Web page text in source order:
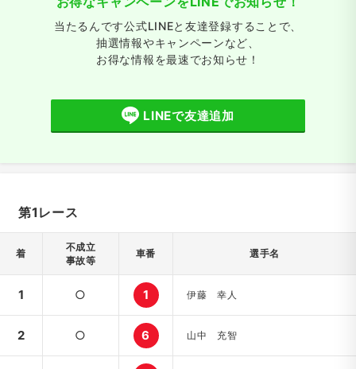
当たるんです公式LINEと友達登録することで、
抽選情報やキャンペーンなど、
お得な情報を最速でお知らせ！
LINEで友達追加
第1レース
着
不成立
事故等
車番 選手名
1 ○ 1 伊藤 幸人
2 ○ 6 山中 充智